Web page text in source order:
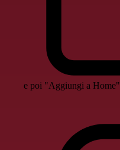
e poi "Aggiungi a Home"